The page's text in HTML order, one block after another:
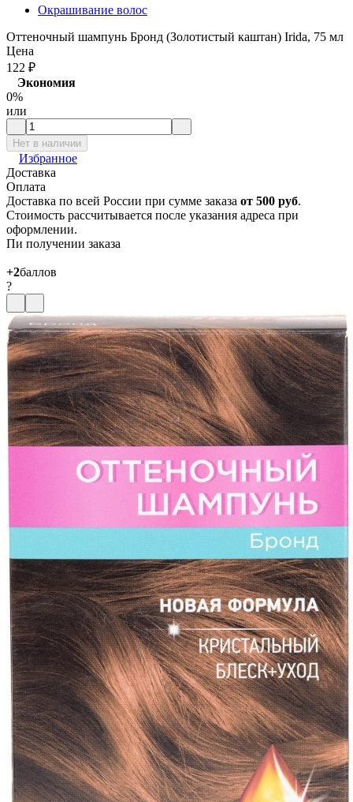
Окрашивание волос
Оттеночный шампунь Бронд (Золотистый каштан) Irida, 75 мл
Цена
122 ₽
Экономия
0%
или
Нет в наличии
Избранное
Доставка
Оплата
Доставка по всей России при сумме заказа от 500 руб.
Стоимость рассчитывается после указания адреса при
оформлении.
Пи получении заказа
+2баллов
?